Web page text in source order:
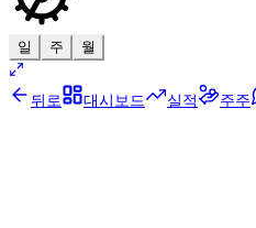
일 주 월
뒤로 대시보드 실적 주주